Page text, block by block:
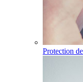
Protection